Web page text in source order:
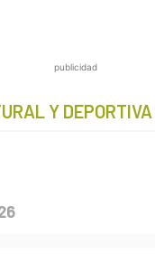
publicidad
Y DEPORTIVA